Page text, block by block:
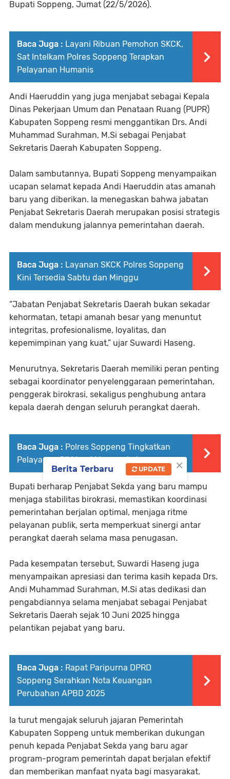
Bupati Soppeng, Jumat (22/5/2026).
Baca Juga : Layani Ribuan Pemohon SKCK,
Sat Intelkam Polres Soppeng Terapkan
Pelayanan Humanis
Andi Haeruddin yang juga menjabat sebagai Kepala
Dinas Pekerjaan Umum dan Penataan Ruang (PUPR)
Kabupaten Soppeng resmi menggantikan Drs. Andi
Muhammad Surahman, M.Si sebagai Penjabat
Sekretaris Daerah Kabupaten Soppeng.
Dalam sambutannya, Bupati Soppeng menyampaikan
ucapan selamat kepada Andi Haeruddin atas amanah
baru yang diberikan. Ia menegaskan bahwa jabatan
Penjabat Sekretaris Daerah merupakan posisi strategis
dalam mendukung jalannya pemerintahan daerah.
Baca Juga : Layanan SKCK Polres Soppeng
Kini Tersedia Sabtu dan Minggu
“Jabatan Penjabat Sekretaris Daerah bukan sekadar
kehormatan, tetapi amanah besar yang menuntut
integritas, profesionalisme, loyalitas, dan
kepemimpinan yang kuat,” ujar Suwardi Haseng.
Menurutnya, Sekretaris Daerah memiliki peran penting
sebagai koordinator penyelenggaraan pemerintahan,
penggerak birokrasi, sekaligus penghubung antara
kepala daerah dengan seluruh perangkat daerah.
Baca Juga : Polres Soppeng Tingkatkan
Pelayanan SIM bagi Masyarakat
Bupati berharap Penjabat Sekda yang baru mampu
menjaga stabilitas birokrasi, memastikan koordinasi
pemerintahan berjalan optimal, menjaga ritme
pelayanan publik, serta memperkuat sinergi antar
perangkat daerah selama masa penugasan.
Pada kesempatan tersebut, Suwardi Haseng juga
menyampaikan apresiasi dan terima kasih kepada Drs.
Andi Muhammad Surahman, M.Si atas dedikasi dan
pengabdiannya selama menjabat sebagai Penjabat
Sekretaris Daerah sejak 10 Juni 2025 hingga
pelantikan pejabat yang baru.
Baca Juga : Rapat Paripurna DPRD
Soppeng Serahkan Nota Keuangan
Perubahan APBD 2025
Ia turut mengajak seluruh jajaran Pemerintah
Kabupaten Soppeng untuk memberikan dukungan
penuh kepada Penjabat Sekda yang baru agar
program-program pemerintah dapat berjalan efektif
dan memberikan manfaat nyata bagi masyarakat.
×
Berita Terbaru UPDATE